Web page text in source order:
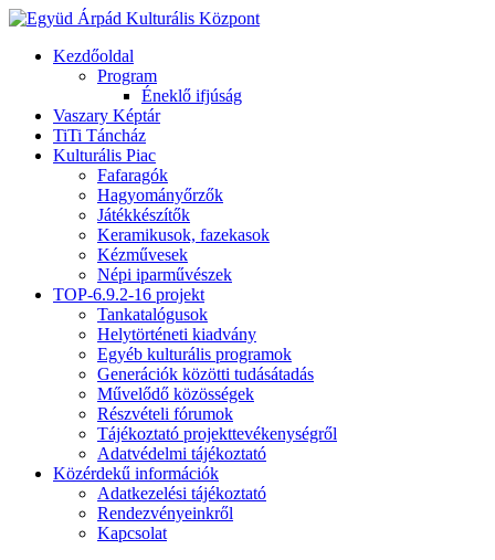
Kezdőoldal
Program
Éneklő ifjúság
Vaszary Képtár
TiTi Táncház
Kulturális Piac
Fafaragók
Hagyományőrzők
Játékkészítők
Keramikusok, fazekasok
Kézművesek
Népi iparművészek
TOP-6.9.2-16 projekt
Tankatalógusok
Helytörténeti kiadvány
Egyéb kulturális programok
Generációk közötti tudásátadás
Művelődő közösségek
Részvételi fórumok
Tájékoztató projekttevékenységről
Adatvédelmi tájékoztató
Közérdekű információk
Adatkezelési tájékoztató
Rendezvényeinkről
Kapcsolat